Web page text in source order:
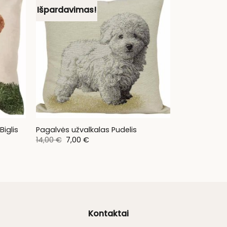
Išpardavimas!
Pagalvės užvalkalas Pudelis
14,00€ Original
price
7,00€Current
Kontaktai